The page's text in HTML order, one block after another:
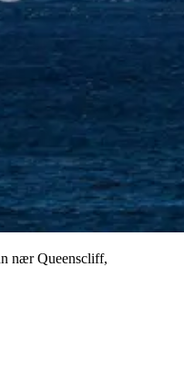
nær Queenscliff,